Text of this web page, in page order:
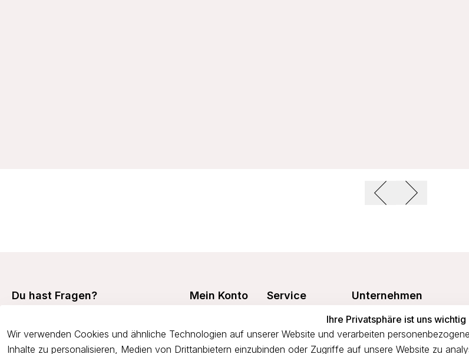
Ihre Privatsphäre ist uns wichtig
Wir verwenden Cookies und ähnliche Technologien auf unserer Website und verarbeiten
Inhalte zu personalisieren, Medien von Drittanbietern einzubinden oder Zugriffe auf unsere Website zu
Du hast Fragen?
onlineshop@viania.de
Mein Konto
Meine Bestellungen
Service
Waschanleitung
Unternehmen
Über uns
Impressum